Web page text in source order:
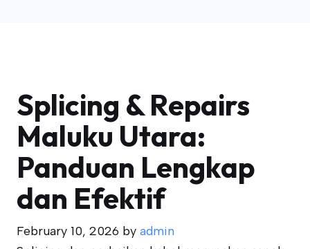
Splicing & Repairs
Maluku Utara:
Panduan Lengkap
dan Efektif
February 10, 2026 by admin